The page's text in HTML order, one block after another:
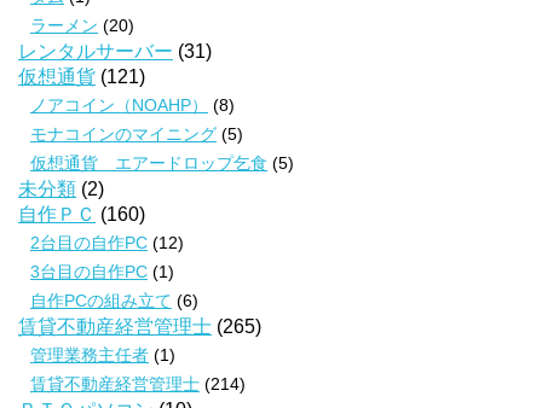
ラーメン (20)
レンタルサーバー (31)
仮想通貨 (121)
ノアコイン（NOAHP）
(8)
モナコインのマイニング (5)
仮想通貨 エアードロップ乞食 (5)
未分類 (2)
自作ＰＣ (160)
2台目の自作PC (12)
3台目の自作PC (1)
自作PCの組み立て (6)
賃貸不動産経営管理士 (265)
管理業務主任者 (1)
賃貸不動産経営管理士 (214)